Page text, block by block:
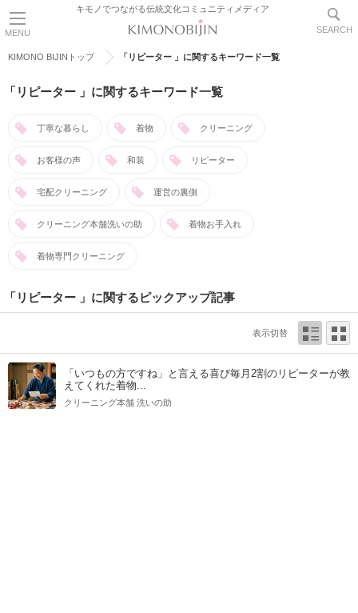
KIMONO BIJINトップ 「リピーター 」に関するキーワード一覧
「リピーター 」に関するキーワード一覧
丁寧な暮らし 着物 クリーニング
お客様の声 和装 リピーター
宅配クリーニング 運営の裏側
クリーニング本舗洗いの助 着物お手入れ
着物専門クリーニング
「リピーター 」に関するピックアップ記事
表示切替
「いつもの方ですね」と言える喜び毎月2割のリピーターが教
えてくれた着物...
クリーニング本舗 洗いの助
MENU
キモノでつながる伝統文化コミュニティメディア
SEARCH